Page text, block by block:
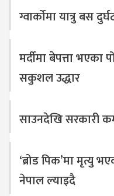
ग्वार्कोमा यात्रु बस
मर्दीमा बेपत्ता
सकुशल उद्धार
साउनदेखि सरकारी
‘ब्रोड पिक’मा मृत्यु
नेपाल ल्याइदै